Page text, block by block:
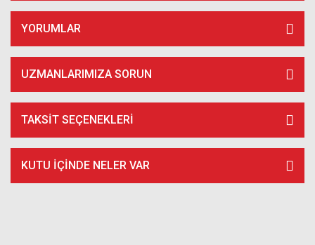
YORUMLAR
UZMANLARIMIZA SORUN
TAKSIT SEÇENEKLERI
KUTU İÇİNDE NELER VAR